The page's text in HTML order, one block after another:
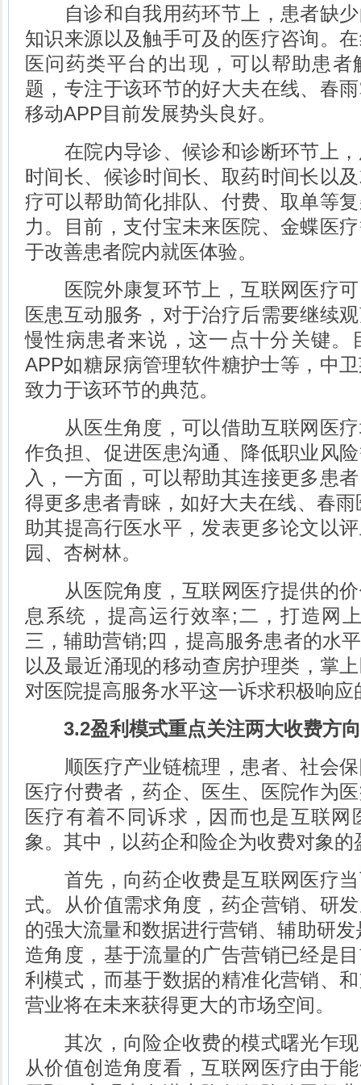
自诊和自我用药环节上，患者缺少
知识来源以及触手可及的医疗咨询。
医问药类平台的出现，可以帮助患者
题，专注于该环节的好大夫在线、春
移动APP目前发展势头良好。
在院内导诊、候诊和诊断环节上，
时间长、候诊时间长、取药时间长以
疗可以帮助简化排队、付费、取单等
力。目前，支付宝未来医院、金蝶医
于改善患者院内就医体验。
医院外康复环节上，互联网医疗可
医患互动服务，对于治疗后需要继续
慢性病患者来说，这一点十分关键。
APP如糖尿病管理软件糖护士等，中
致力于该环节的典范。
从医生角度，可以借助互联网医疗
作负担、促进医患沟通、降低职业风
入，一方面，可以帮助其连接更多患
得更多患者青睐，如好大夫在线、春
助其提高行医水平，发表更多论文以
园、杏树林。
从医院角度，互联网医疗提供的价
息系统，提高运行效率;二，打造网
三，辅助营销;四，提高服务患者的水
以及最近涌现的移动查房护理类，掌
对医院提高服务水平这一诉求积极响应
3.2盈利模式重点关注两大收费方
顺医疗产业链梳理，患者、社会保
医疗付费者，药企、医生、医院作为
医疗有着不同诉求，因而也是互联网
象。其中，以药企和险企为收费对象
首先，向药企收费是互联网医疗当
式。从价值需求角度，药企营销、研
的强大流量和数据进行营销、辅助研
造角度，基于流量的广告营销已经是
利模式，而基于数据的精准化营销、
营业将在未来获得更大的市场空间。
其次，向险企收费的模式曙光乍现
从价值创造角度看，互联网医疗由于